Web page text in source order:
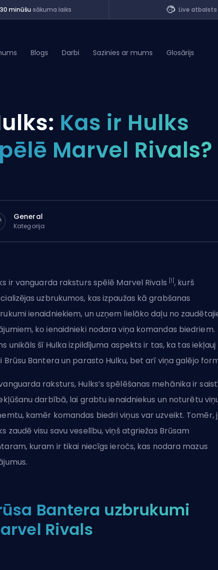
minūšu sākuma laiks Live atbalsts
Blogs Darbi Sazinies ar mums Glosārijs
Kas ir Hulks
Marvel Rivals?
General
Kategorija
ir vanguarda raksturs spēlē Marvel Rivals [1] , kurš
uzbrukumos, kas izpaužas kā grabšanas
ienaidniekiem, un uzņem lielāko daļu no
ko ienaidnieki nodara viņa komandas biedriem.
unikāls šī Hulka izpildījuma aspekts ir tas, ka tas iekļauj
Brūsu Bantera un parasto Hulku, bet arī viņa galējo
raksturs, Hulks’s spēlēšanas mehānika ir
darbībā, lai grabtu ienaidniekus un noturētu
kamēr komandas biedri viņus var uzveikt. Tomēr,
zaudē visu savu veselību, viņš atgriežas Brūsam
kuram ir tikai niecīgs ieročs, kas nodara mazus
Bantera uzbrukumi
Rivals